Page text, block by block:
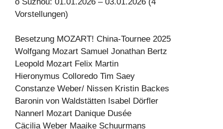
Vorstellungen)
Besetzung MOZART! China-Tournee 2025
Wolfgang Mozart Samuel Jonathan Bertz
Leopold Mozart Felix Martin
Hieronymus Colloredo Tim Saey
Constanze Weber/ Nissen Kristin Backes
Baronin von Waldstätten Isabel Dörfler
Nannerl Mozart Danique Dusée
Cäcilia Weber Maaike Schuurmans